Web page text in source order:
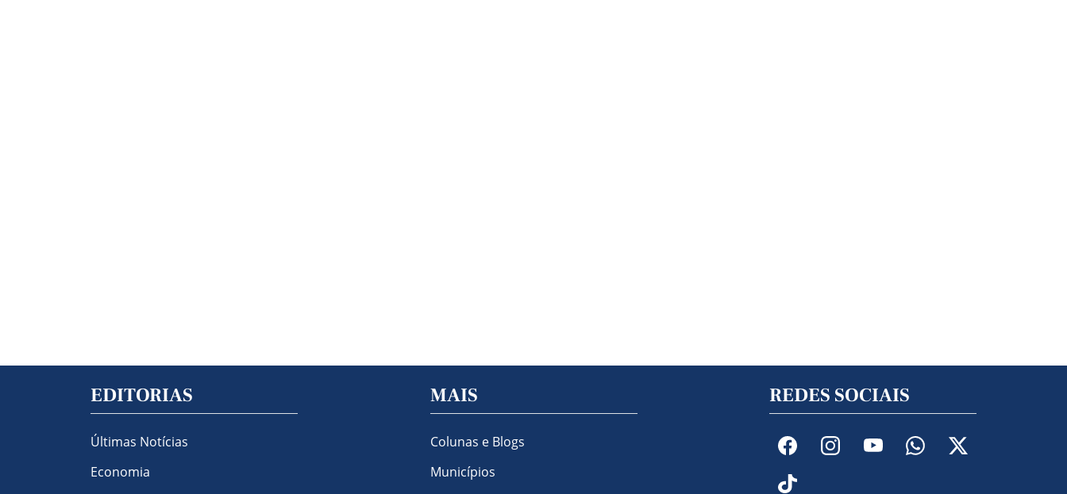
EDITORIAS
Últimas Notícias
Economia
MAIS
Colunas e Blogs
Municípios
REDES SOCIAIS